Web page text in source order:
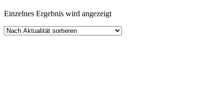
Einzelnes Ergebnis wird angezeigt